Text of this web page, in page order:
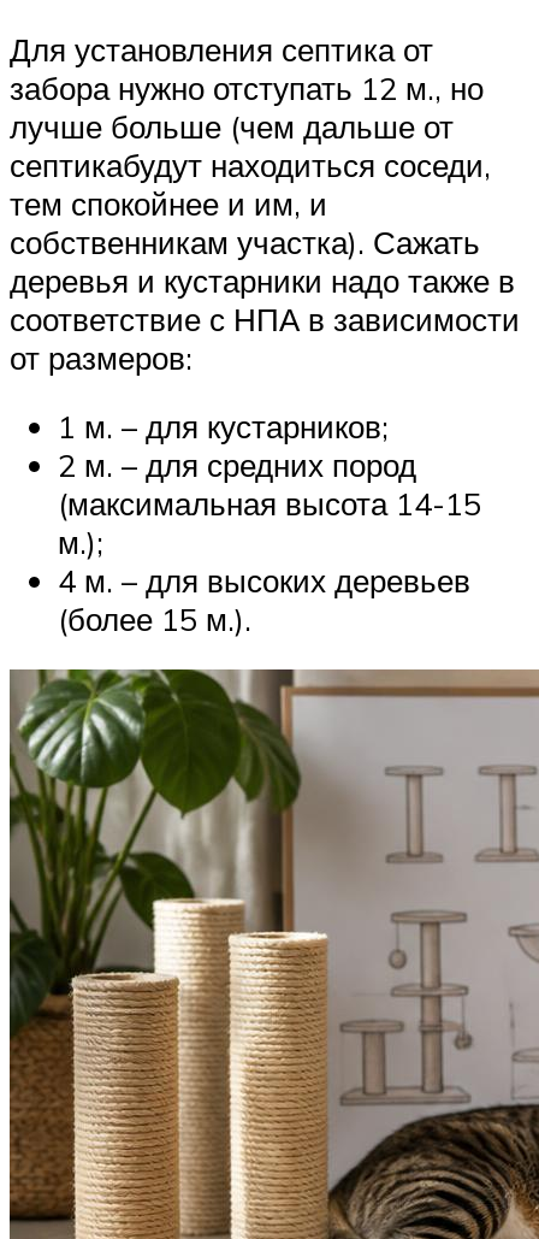
Для установления септика от
забора нужно отступать 12 м., но
лучше больше (чем дальше от
септикабудут находиться соседи,
тем спокойнее и им, и
собственникам участка). Сажать
деревья и кустарники надо также в
соответствие с НПА в зависимости
от размеров:
1 м. – для кустарников;
2 м. – для средних пород
(максимальная высота 14-15
м.);
4 м. – для высоких деревьев
(более 15 м.).